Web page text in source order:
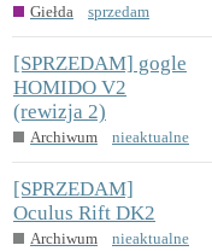
Giełda sprzedam
[SPRZEDAM] gogle
HOMIDO V2
(rewizja 2)
Archiwum nieaktualne
[SPRZEDAM]
Oculus Rift DK2
Archiwum nieaktualne